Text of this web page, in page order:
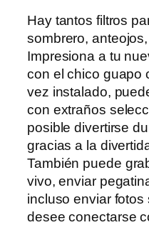
Hay tantos filtros
sombrero,
Impresiona a tu
con el chico guapo
vez instalado,
con extraños
posible divertirse
gracias a la
También puede
vivo, enviar
incluso enviar
desee conectarse